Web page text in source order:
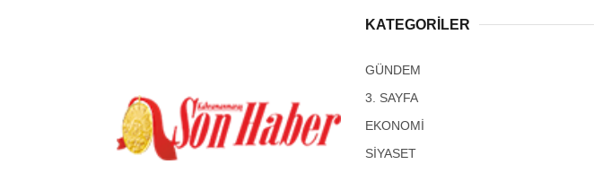
KATEGORİLER
GÜNDEM
3. SAYFA
EKONOMİ
SİYASET